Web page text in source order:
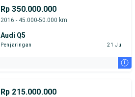
Rp 350.000.000
2016 - 45.000-50.000 km
Audi Q5
Penjaringan 21 Jul
i
Rp 215.000.000